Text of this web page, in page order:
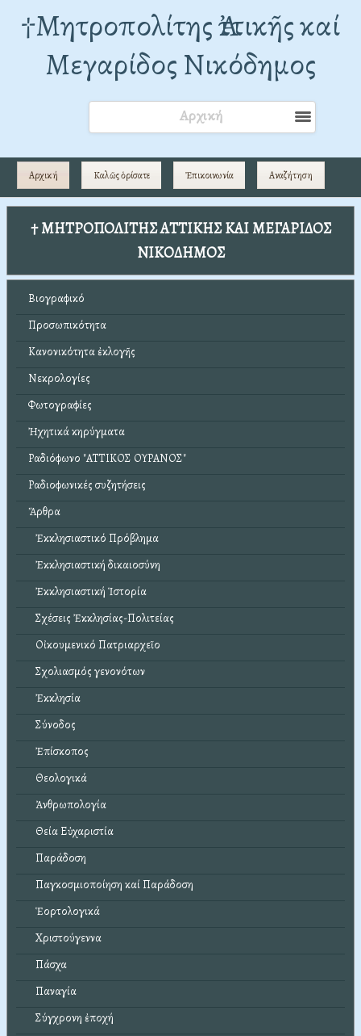
†Mητροπολίτης Ἀττικῆς καί
Μεγαρίδος Νικόδημος
Αρχική
Αρχική Καλῶς ὁρίσατε Ἐπικοινωνία Αναζήτηση
† ΜΗΤΡΟΠΟΛΙΤΗΣ ΑΤΤΙΚΗΣ ΚΑΙ ΜΕΓΑΡΙΔΟΣ
ΝΙΚΟΔΗΜΟΣ
Βιογραφικό
Προσωπικότητα
Κανονικότητα ἐκλογῆς
Νεκρολογίες
Φωτογραφίες
Ἠχητικά κηρύγματα
Ραδιόφωνο "ΑΤΤΙΚΟΣ ΟΥΡΑΝΟΣ"
Ραδιοφωνικές συζητήσεις
Ἄρθρα
Ἐκκλησιαστικό Πρόβλημα
Ἐκκλησιαστική δικαιοσύνη
Ἐκκλησιαστική Ἱστορία
Σχέσεις Ἐκκλησίας-Πολιτείας
Οἰκουμενικό Πατριαρχεῖο
Σχολιασμός γενονότων
Ἐκκλησία
Σύνοδος
Ἐπίσκοπος
Θεολογικά
Ἀνθρωπολογία
Θεία Εὐχαριστία
Παράδοση
Παγκοσμιοποίηση καί Παράδοση
Ἑορτολογικά
Χριστούγεννα
Πάσχα
Παναγία
Σύγχρονη ἐποχή